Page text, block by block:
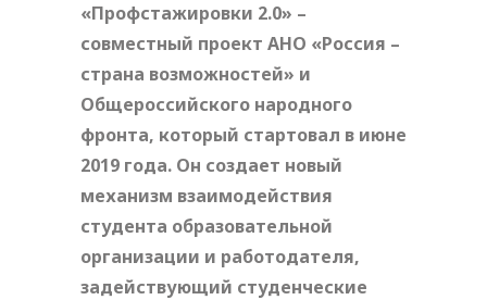
«Профстажировки 2.0» –
совместный проект АНО «Россия –
страна возможностей» и
Общероссийского народного
фронта, который стартовал в июне
2019 года. Он создает новый
механизм взаимодействия
студента образовательной
организации и работодателя,
задействующий студенческие